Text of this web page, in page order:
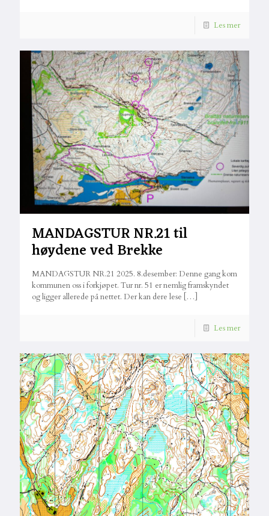
Les mer
MANDAGSTUR NR.21 til
høydene ved Brekke
MANDAGSTUR NR.21 2025. 8.desember: Denne gang kom
kommunen oss i forkjøpet. Tur nr. 51 er nemlig framskyndet
og ligger allerede på nettet. Der kan dere lese […]
Les mer